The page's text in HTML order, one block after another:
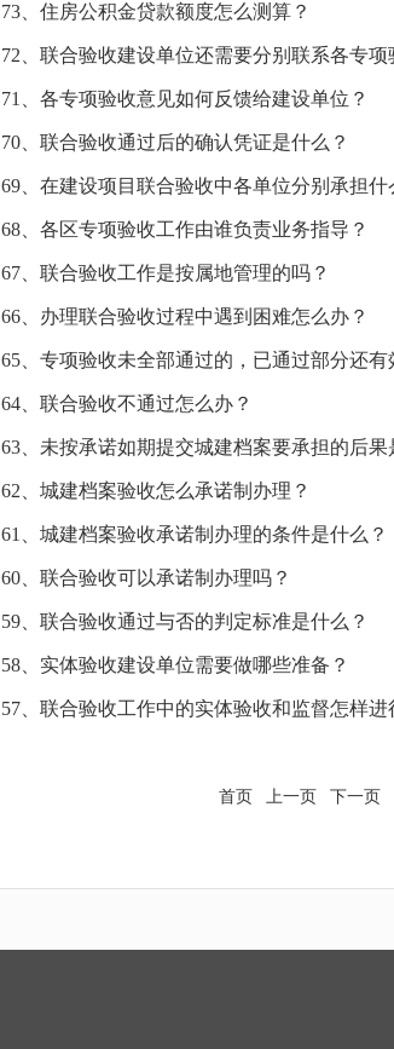
73、住房公积金贷款额度怎么测算？
72、联合验收建设单位还需要分别联系各专项
71、各专项验收意见如何反馈给建设单位？
70、联合验收通过后的确认凭证是什么？
69、在建设项目联合验收中各单位分别承担什
68、各区专项验收工作由谁负责业务指导？
67、联合验收工作是按属地管理的吗？
66、办理联合验收过程中遇到困难怎么办？
65、专项验收未全部通过的，已通过部分还有
64、联合验收不通过怎么办？
63、未按承诺如期提交城建档案要承担的后果
62、城建档案验收怎么承诺制办理？
61、城建档案验收承诺制办理的条件是什么？
60、联合验收可以承诺制办理吗？
59、联合验收通过与否的判定标准是什么？
58、实体验收建设单位需要做哪些准备？
57、联合验收工作中的实体验收和监督怎样进
首页 上一页 下一页